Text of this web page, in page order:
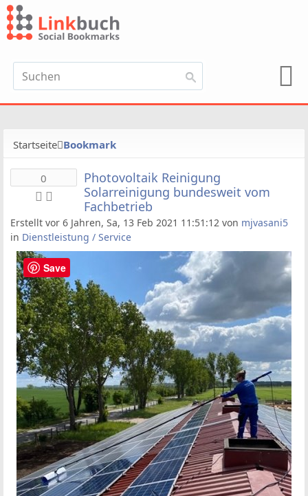
Startseite Bookmark
0
Photovoltaik Reinigung
Solarreinigung bundesweit vom
Fachbetrieb
Erstellt vor 6 Jahren, Sa, 13 Feb 2021 11:51:12 von mjvasani5
in Dienstleistung / Service
Save